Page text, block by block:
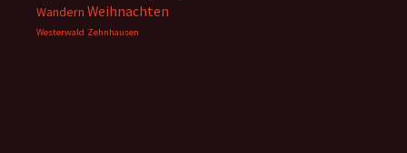
Wandern Weihnachten
Westerwald Zehnhausen